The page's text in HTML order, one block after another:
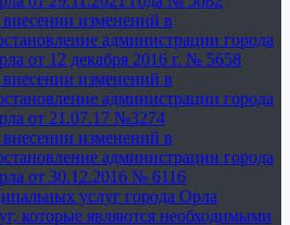
изменений в
администрации города
от 12 декабря 2016 г. № 5658
изменений в
администрации города
от 21.07.17 №3274
изменений в
администрации города
от 30.12.2016 № 6116
услуг города Орла
которые являются необходимыми